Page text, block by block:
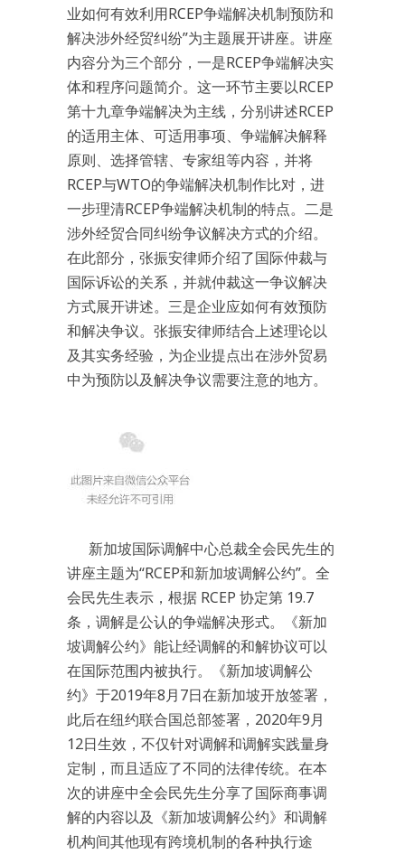
业如何有效利用RCEP争端解决机制预防和
解决涉外经贸纠纷”为主题展开讲座。讲座
内容分为三个部分，一是RCEP争端解决实
体和程序问题简介。这一环节主要以RCEP
第十九章争端解决为主线，分别讲述RCEP
的适用主体、可适用事项、争端解决解释
原则、选择管辖、专家组等内容，并将
RCEP与WTO的争端解决机制作比对，进
一步理清RCEP争端解决机制的特点。二是
涉外经贸合同纠纷争议解决方式的介绍。
在此部分，张振安律师介绍了国际仲裁与
国际诉讼的关系，并就仲裁这一争议解决
方式展开讲述。三是企业应如何有效预防
和解决争议。张振安律师结合上述理论以
及其实务经验，为企业提点出在涉外贸易
中为预防以及解决争议需要注意的地方。
新加坡国际调解中心总裁全会民先生的
讲座主题为“RCEP和新加坡调解公约”。全
会民先生表示，根据 RCEP 协定第 19.7
条，调解是公认的争端解决形式。《新加
坡调解公约》能让经调解的和解协议可以
在国际范围内被执行。《新加坡调解公
约》于2019年8月7日在新加坡开放签署，
此后在纽约联合国总部签署，2020年9月
12日生效，不仅针对调解和调解实践量身
定制，而且适应了不同的法律传统。在本
次的讲座中全会民先生分享了国际商事调
解的内容以及《新加坡调解公约》和调解
机构间其他现有跨境机制的各种执行途